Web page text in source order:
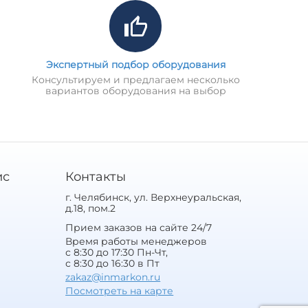
Экспертный подбор оборудования
Консультируем и предлагаем несколько
вариантов оборудования на выбор
Контакты
г. Челябинск, ул. Верхнеуральская,
д.18, пом.2
Прием заказов на сайте 24/7
Время работы менеджеров
с 8:30 до 17:30 Пн-Чт,
с 8:30 до 16:30 в Пт
zakaz@inmarkon.ru
Посмотреть на карте